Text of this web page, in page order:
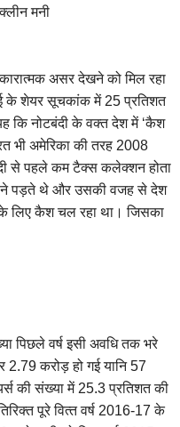
असर देखने को मिल रहा
के शेयर सूचकांक में 25 प्रतिशत
कि नोटबंदी के वक्त देश में ‘कैश
भी अमेरिका की तरह 2008
से पहले कम टैक्स कलेक्शन होता
पड़ते थे और उसकी वजह से देश
लिए कैश चल रहा था। जिसका
पिछले वर्ष इसी अवधि तक भरे
2.79 करोड़ हो गई यानि 57
की संख्या में 25.3 प्रतिशत की
पूरे वित्‍त वर्ष 2016-17 के